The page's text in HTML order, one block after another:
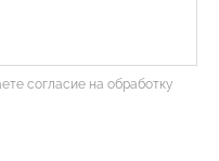
согласие на обработку